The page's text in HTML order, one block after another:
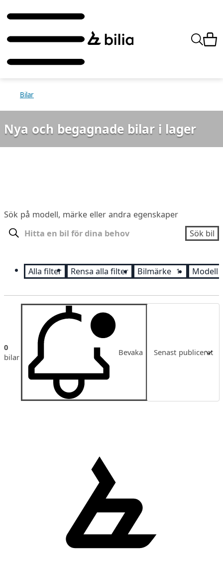
Bilar
Nya och begagnade bilar i lager
Sök på modell, märke eller andra egenskaper
Sök bil
Alla filter Rensa alla filter Bilmärke 1 Modell
0
bilar
Bevaka Senast publicerat